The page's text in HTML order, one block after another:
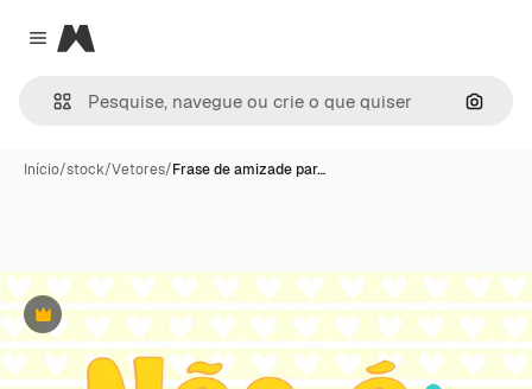
Close menu
Magnific
Início/stock/Vetores/Frase de amizade par…
Premium